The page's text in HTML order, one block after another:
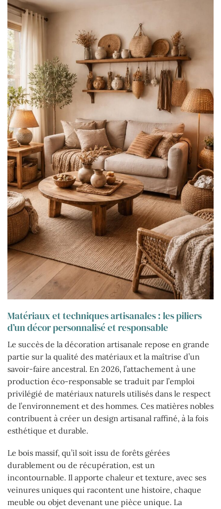
Matériaux et techniques artisanales : les piliers
d’un décor personnalisé et responsable
Le succès de la décoration artisanale repose en grande
partie sur la qualité des matériaux et la maîtrise d’un
savoir-faire ancestral. En 2026, l’attachement à une
production éco-responsable se traduit par l’emploi
privilégié de matériaux naturels utilisés dans le respect
de l’environnement et des hommes. Ces matières nobles
contribuent à créer un design artisanal raffiné, à la fois
esthétique et durable.
Le bois massif, qu’il soit issu de forêts gérées
durablement ou de récupération, est un
incontournable. Il apporte chaleur et texture, avec ses
veinures uniques qui racontent une histoire, chaque
meuble ou objet devenant une pièce unique. La